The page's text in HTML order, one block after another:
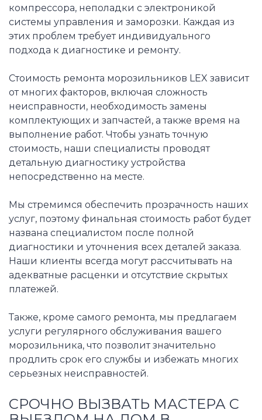
компрессора, неполадки с электроникой
системы управления и заморозки. Каждая из
этих проблем требует индивидуального
подхода к диагностике и ремонту.
Стоимость ремонта морозильников LEX зависит
от многих факторов, включая сложность
неисправности, необходимость замены
комплектующих и запчастей, а также время на
выполнение работ. Чтобы узнать точную
стоимость, наши специалисты проводят
детальную диагностику устройства
непосредственно на месте.
Мы стремимся обеспечить прозрачность наших
услуг, поэтому финальная стоимость работ будет
названа специалистом после полной
диагностики и уточнения всех деталей заказа.
Наши клиенты всегда могут рассчитывать на
адекватные расценки и отсутствие скрытых
платежей.
Также, кроме самого ремонта, мы предлагаем
услуги регулярного обслуживания вашего
морозильника, что позволит значительно
продлить срок его службы и избежать многих
серьезных неисправностей.
СРОЧНО ВЫЗВАТЬ МАСТЕРА С